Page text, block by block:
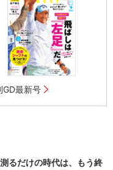
GD最新号
るだけの時代は、もう終